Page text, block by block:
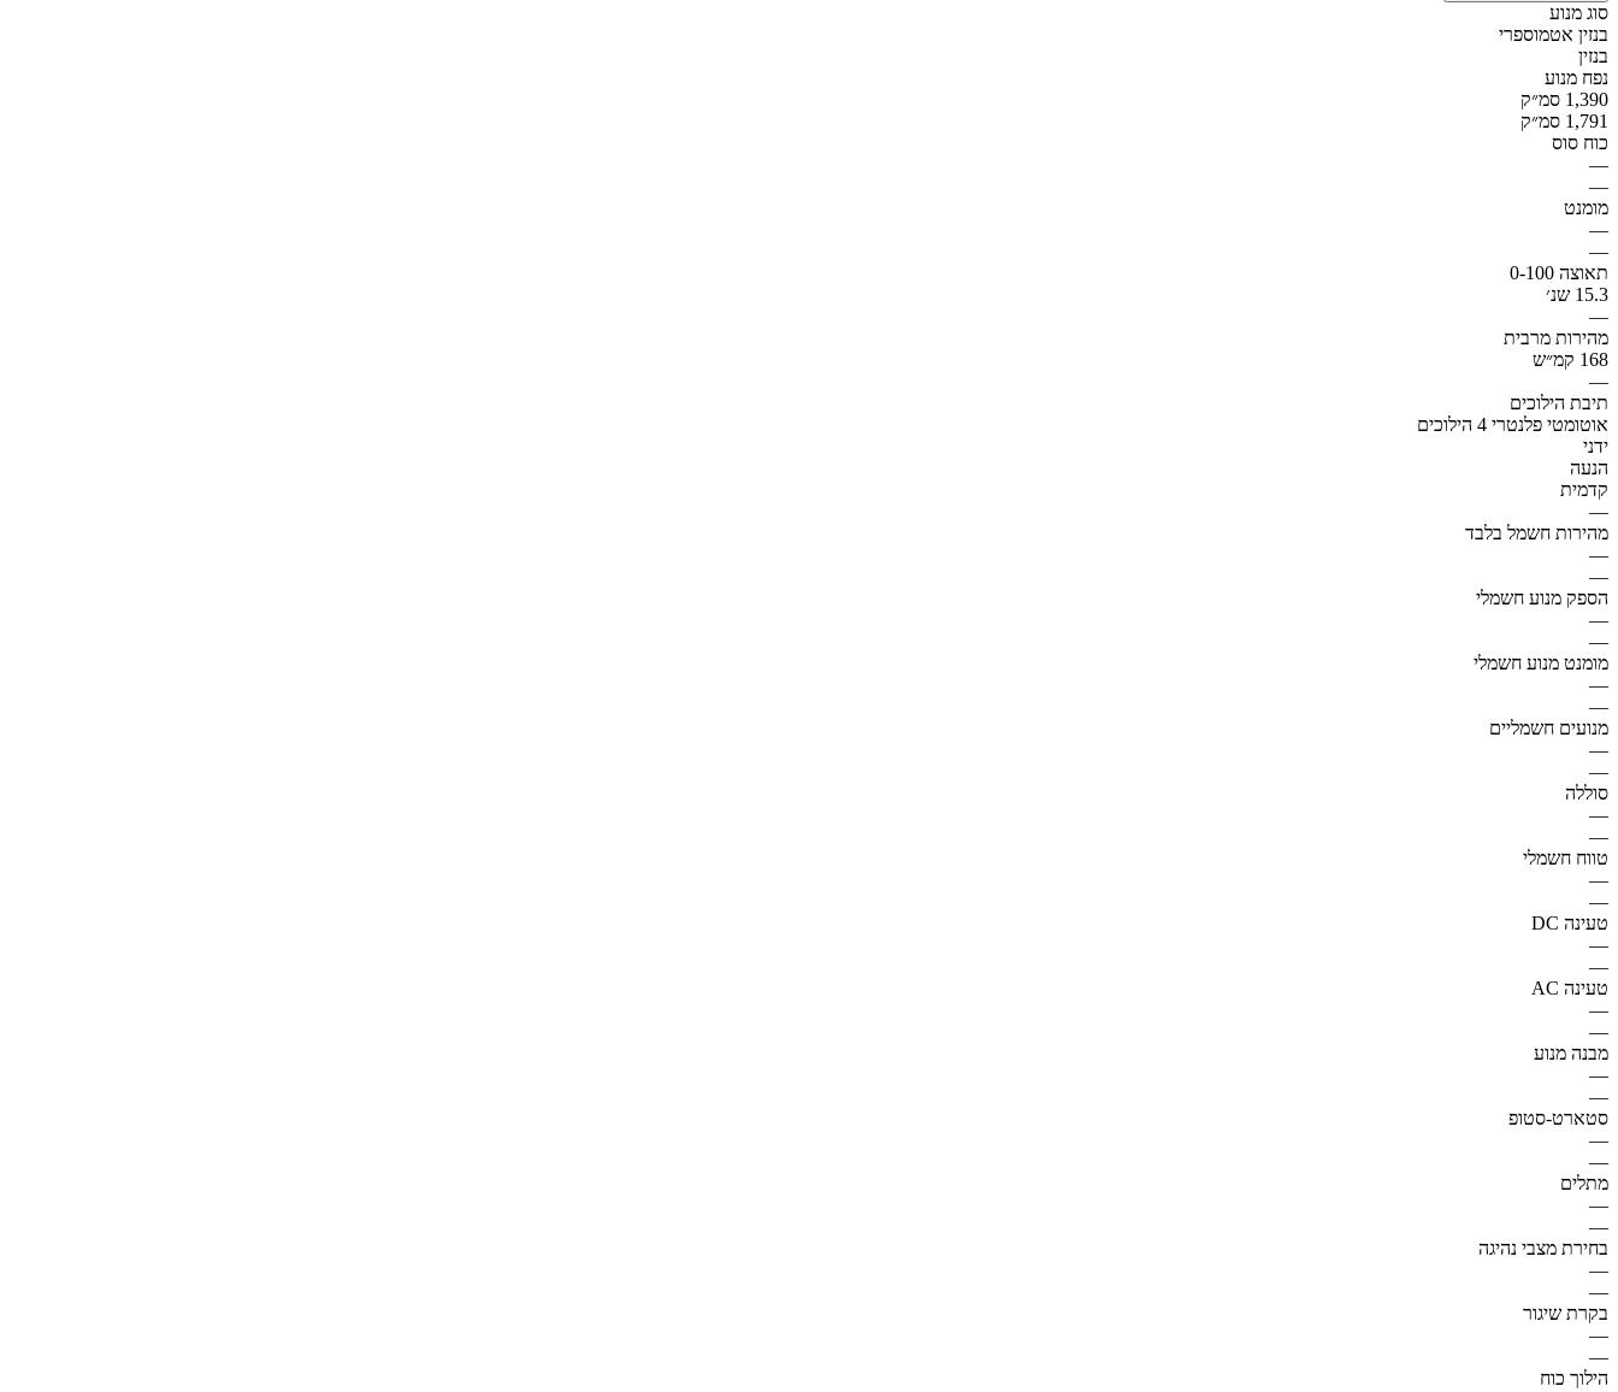
סוג מנוע
בנזין אטמוספרי
בנזין
נפח מנוע
1,390 סמ״ק
1,791 סמ״ק
כוח סוס
—
—
מומנט
—
—
תאוצה 0-100
15.3 שנ׳
—
מהירות מרבית
168 קמ״ש
—
תיבת הילוכים
אוטומטי פלנטרי 4 הילוכים
ידני
הנעה
קדמית
—
מהירות חשמל בלבד
—
—
הספק מנוע חשמלי
—
—
מומנט מנוע חשמלי
—
—
מנועים חשמליים
—
—
סוללה
—
—
טווח חשמלי
—
—
טעינה DC
—
—
טעינה AC
—
—
מבנה מנוע
—
—
סטארט-סטופ
—
—
מתלים
—
—
בחירת מצבי נהיגה
—
—
בקרת שיגור
—
—
הילוך כוח